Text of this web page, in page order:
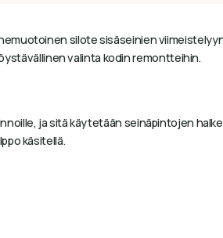
silote sisäseinien
valinta kodin remontteihin.
ja sitä käytetään seinäpintojen
käsitellä.